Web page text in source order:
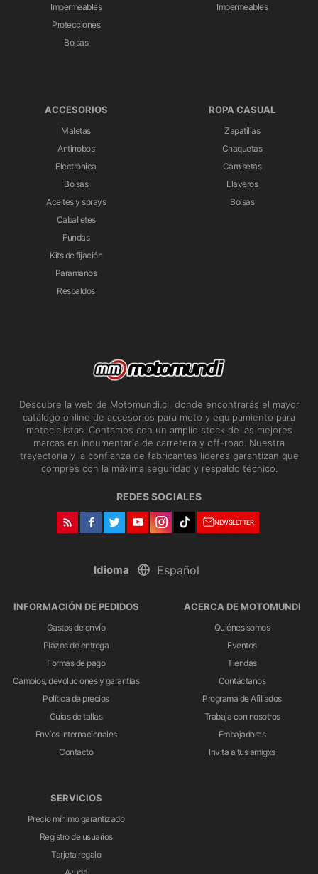
Impermeables
Protecciones
Bolsas
Impermeables
ACCESORIOS
Maletas
Antirrobos
Electrónica
Bolsas
Aceites y sprays
Caballetes
Fundas
Kits de fijación
Paramanos
Respaldos
ROPA CASUAL
Zapatillas
Chaquetas
Camisetas
Llaveros
Bolsas
Descubre la web de Motomundi.cl, donde encontrarás el mayor
catálogo online de accesorios para moto y equipamiento para
motociclistas. Contamos con un amplio stock de las mejores
marcas en indumentaria de carretera y off-road. Nuestra
trayectoria y la confianza de fabricantes líderes garantizan que
compres con la máxima seguridad y respaldo técnico.
REDES SOCIALES
NEWSLETTER
Idioma
INFORMACIÓN DE PEDIDOS
Gastos de envío
Plazos de entrega
Formas de pago
Cambios, devoluciones y garantías
Política de precios
Guías de tallas
Envíos Internacionales
Contacto
ACERCA DE MOTOMUNDI
Quiénes somos
Eventos
Tiendas
Contáctanos
Programa de Afiliados
Trabaja con nosotros
Embajadores
Invita a tus amigxs
SERVICIOS
Precio mínimo garantizado
Registro de usuarios
Tarjeta regalo